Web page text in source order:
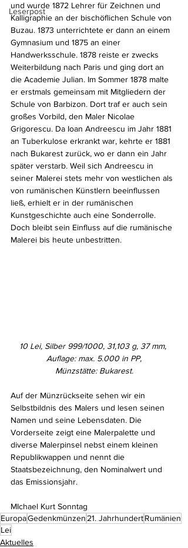
Leserpost
und wurde 1872 Lehrer für Zeichnen und
Kalligraphie an der bischöflichen Schule von
Buzau. 1873 unterrichtete er dann an einem
Gymnasium und 1875 an einer
Handwerksschule. 1878 reiste er zwecks
Weiterbildung nach Paris und ging dort an
die Academie Julian. Im Sommer 1878 malte
er erstmals gemeinsam mit Mitgliedern der
Schule von Barbizon. Dort traf er auch sein
großes Vorbild, den Maler Nicolae
Grigorescu. Da Ioan Andreescu im Jahr 1881
an Tuberkulose erkrankt war, kehrte er 1881
nach Bukarest zurück, wo er dann ein Jahr
später verstarb. Weil sich Andreescu in
seiner Malerei stets mehr von westlichen als
von rumänischen Künstlern beeinflussen
ließ, erhielt er in der rumänischen
Kunstgeschichte auch eine Sonderrolle.
Doch bleibt sein Einfluss auf die rumänische
Malerei bis heute unbestritten.
10 Lei, Silber 999/1000, 31,103 g, 37 mm,
Auflage: max. 5.000 in PP,
Münzstätte: Bukarest.
Auf der Münzrückseite sehen wir ein
Selbstbildnis des Malers und lesen seinen
Namen und seine Lebensdaten. Die
Vorderseite zeigt eine Malerpalette und
diverse Malerpinsel nebst einem kleinen
Republikwappen und nennt die
Staatsbezeichnung, den Nominalwert und
das Emissionsjahr.
MIchael Kurt Sonntag
EuropaGedenkmünzen 21. JahrhundertRumänien
Lei
Aktuelles